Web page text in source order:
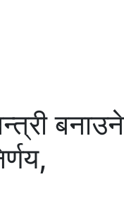
बनाउने